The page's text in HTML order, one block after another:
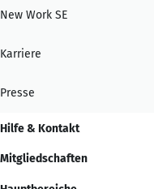
New Work SE
Karriere
Presse
Hilfe & Kontakt
Mitgliedschaften